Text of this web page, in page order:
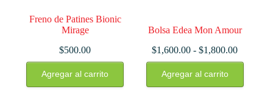
Freno de Patines Bionic
Mirage
$500.00
Agregar al carrito
Bolsa Edea Mon Amour
$1,600.00 - $1,800.00Rango
de
Agregar al carrito
Este
producto
tiene